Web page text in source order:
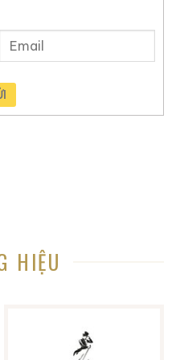
Hữu Nghị được phủ một
olive) sâu thẳm. Màu
tone với nhành olive
mà còn gợi nhớ đến sự
trường tồn. Lớp men sứ
chạm vào, giúp bảo vệ
phản vương giả với nền
cao cấp cứng cáp,
HIỆU